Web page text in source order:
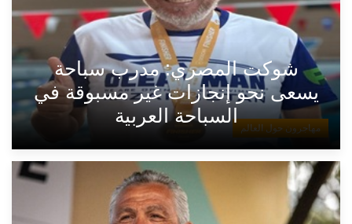
مهاجرون حول العالم
شوكت المصري: مدرب سباحة
يسعى نحو إنجازات غير مسبوقة في
السباحة العربية